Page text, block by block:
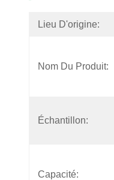
Lieu D'origine:
Nom Du Produit:
Échantillon:
Capacité: